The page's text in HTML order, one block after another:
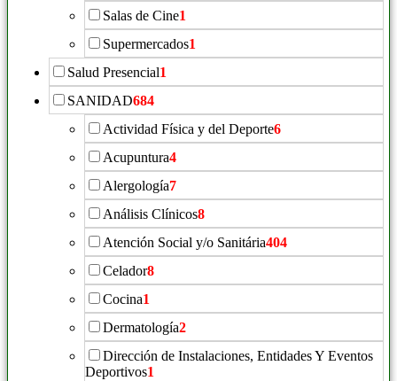
Salas de Cine1
Supermercados1
Salud Presencial1
SANIDAD684
Actividad Física y del Deporte6
Acupuntura4
Alergología7
Análisis Clínicos8
Atención Social y/o Sanitária404
Celador8
Cocina1
Dermatología2
Dirección de Instalaciones, Entidades Y Eventos
Deportivos1